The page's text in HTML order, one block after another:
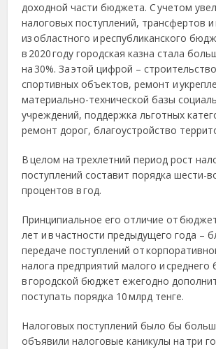
доходной части бюджета. С учетом
налоговых поступлений, трансфертов и
из областного и республиканского
в 2020 году городская казна стала
на 30%. За этой цифрой –
спортивных объектов, ремонт и
материально-технической базы
учреждений, поддержка льготных
ремонт дорог, благоустройство
В целом на трехлетний период рост
поступлений составит порядка шести-
процентов в год.
Принципиальное его отличие от
лет и в частности предыдущего года –
передаче поступлений от
налога предприятий малого и среднего
в городской бюджет ежегодно
поступать порядка 10 млрд тенге.
Налоговых поступлений было бы
объявили налоговые каникулы на три